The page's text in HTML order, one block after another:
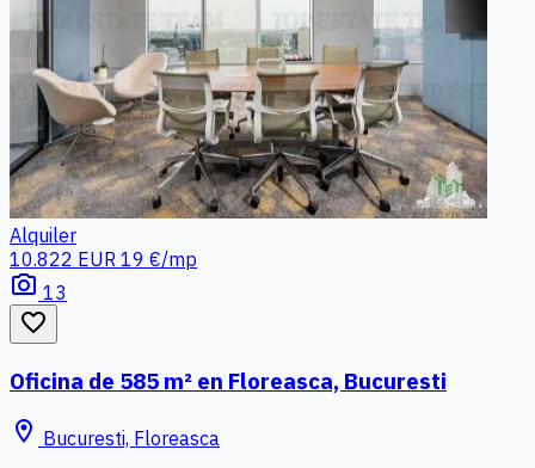
Alquiler
10.822 EUR 19 €/mp
photo_camera 13
favorite_border
Oficina de 585 m² en Floreasca, Bucuresti
location_on Bucuresti, Floreasca